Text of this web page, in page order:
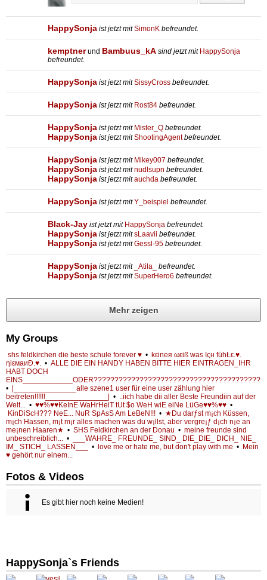
HappySonja ist jetzt mitSimonK befreundet.
kemptnerund Bambuus_kA sind jetzt mit HappySonja
befreundet.
HappySonja ist jetzt mitSissyCross befreundet.
HappySonja ist jetzt mit Rost84 befreundet.
HappySonja ist jetzt mit Mister_Q befreundet.
HappySonja ist jetzt mitShootingAgentbefreundet.
HappySonja ist jetzt mit Mikey007 befreundet.
HappySonja ist jetzt mitnudlsupn befreundet.
HappySonja ist jetzt mitauchda befreundet.
HappySonja ist jetzt mitY_beispiel befreundet.
Black-Jay ist jetzt mit HappySonja befreundet.
HappySonja ist jetzt mitsLaavii befreundet.
HappySonja ist jetzt mitGessl-95 befreundet.
HappySonja ist jetzt mit _Atila_ befreundet.
HappySonja ist jetzt mitSuperHero6 befreundet.
Mehr zeigen
My Groups
shs feldkirchen die beste schule forever ♥ • kεineя ωεiß was Iςн fühŁε.♥.
ηiεмaиĐ.♥. • ALLE DIE EIN HANDY HABEN BITTE HIER EINTRAGEN_IHR
HABT DOCH
EINS____________ODER????????????????????????????????????????
•
|_______________alle szene1 user für eine user zählung hier
beitreten!!!!!!_______________|
• ..iich habe dii aller Beste Freundiin auf der
Welt... • ♥♥%♥♥KeInE WaHrHeiT tUt $o WeH wiE eiNe LüGe♥♥%♥♥ •
KinDiScH??? NeE... NuR SpAsS Am LeBeN!!! • ★Du darƒst m¡ch Küssen,
m¡ch Hassen, m¡t m¡r alles machen was du w¡llst, aber vergre¡ƒ d¡ch n¡e an
me¡nen Haaren★ • SHS Feldkirchen an der Donau • meine freunde sind
unbeschreiblich... •
___WAHRE_ FREUNDE_ SIND_ DIE_DIE_ DICH_ NIE_
IM_ STICH_ LASSEN___
• love me or hate me, but don't play with me • Mein
♥ gehört nur einem...
Fotos & Videos
Es gibt hier noch keine Medien!
HappySonja`s Friends